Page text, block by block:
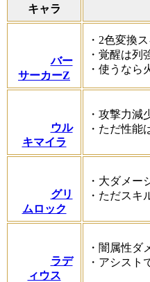
キャラ
バー
サーカーZ
・2色変換
・覚醒は列
・使うな
ウル
キマイラ
・攻撃力減
・ただ性能
グリ
ムロック
・大ダメー
・ただスキ
ラデ
ィウス
・闇属性ダ
・アシスト